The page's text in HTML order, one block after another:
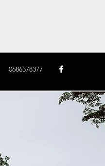
0686378377